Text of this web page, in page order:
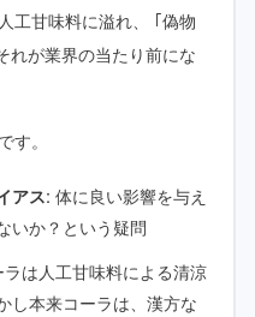
工甘味料に溢れ、 ｢偽物
れが業界の当たり前にな
す。
アス: 体に良い影響を与え
いか？という疑問
ラは人工甘味料による清涼
し本来コーラは、漢方な